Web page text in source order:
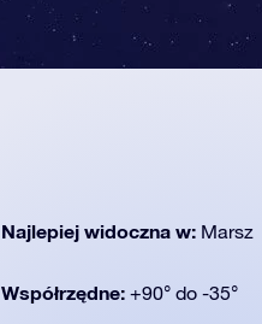
Najlepiej widoczna w: Marsz
Współrzędne: +90° do -35°